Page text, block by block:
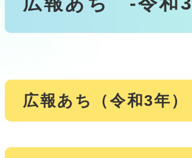
広報あち（令和3年）